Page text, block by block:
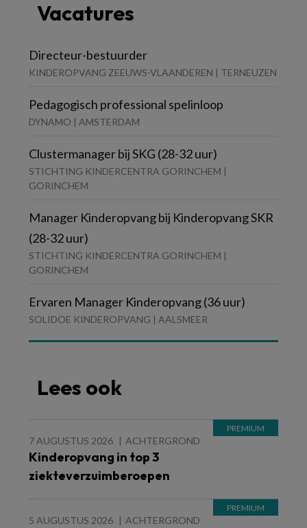
Vacatures
Directeur-bestuurder
KINDEROPVANG ZEEUWS-VLAANDEREN | TERNEUZEN
Pedagogisch professional spelinloop
DYNAMO | AMSTERDAM
Clustermanager bij SKG (28-32 uur)
STICHTING KINDERCENTRA GORINCHEM |
GORINCHEM
Manager Kinderopvang bij Kinderopvang SKR
(28-32 uur)
STICHTING KINDERCENTRA GORINCHEM |
GORINCHEM
Ervaren Manager Kinderopvang (36 uur)
SOLIDOE KINDEROPVANG | AALSMEER
Lees ook
7 AUGUSTUS 2026 ACHTERGROND
Kinderopvang in top 3
ziekteverzuimberoepen
5 AUGUSTUS 2026 ACHTERGROND